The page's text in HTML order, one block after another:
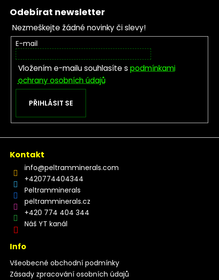
Odebírat newsletter
Nezmeškejte žádné novinky či slevy!
E-mail
Vložením e-mailu souhlasíte s podmínkami
ochrany osobních údajů
PŘIHLÁSIT SE
Kontakt
info@peltramminerals.com
+420774404344
Peltramminerals
peltramminerals.cz
+420 774 404 344
Náš YT kanál
Info
Všeobecné obchodní podmínky
Zásady zpracování osobních údajů